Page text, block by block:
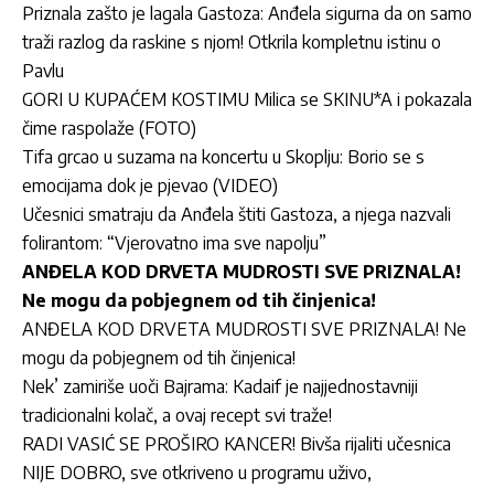
Priznala zašto je lagala Gastoza: Anđela sigurna da on samo
traži razlog da raskine s njom! Otkrila kompletnu istinu o
Pavlu
GORI U KUPAĆEM KOSTIMU Milica se SKINU*A i pokazala
čime raspolaže (FOTO)
Tifa grcao u suzama na koncertu u Skoplju: Borio se s
emocijama dok je pjevao (VIDEO)
Učesnici smatraju da Anđela štiti Gastoza, a njega nazvali
folirantom: “Vjerovatno ima sve napolju”
ANĐELA KOD DRVETA MUDROSTI SVE PRIZNALA!
Ne mogu da pobjegnem od tih činjenica!
ANĐELA KOD DRVETA MUDROSTI SVE PRIZNALA! Ne
mogu da pobjegnem od tih činjenica!
Nek’ zamiriše uoči Bajrama: Kadaif je najjednostavniji
tradicionalni kolač, a ovaj recept svi traže!
RADI VASIĆ SE PROŠIRO KANCER! Bivša rijaliti učesnica
NIJE DOBRO, sve otkriveno u programu uživo,